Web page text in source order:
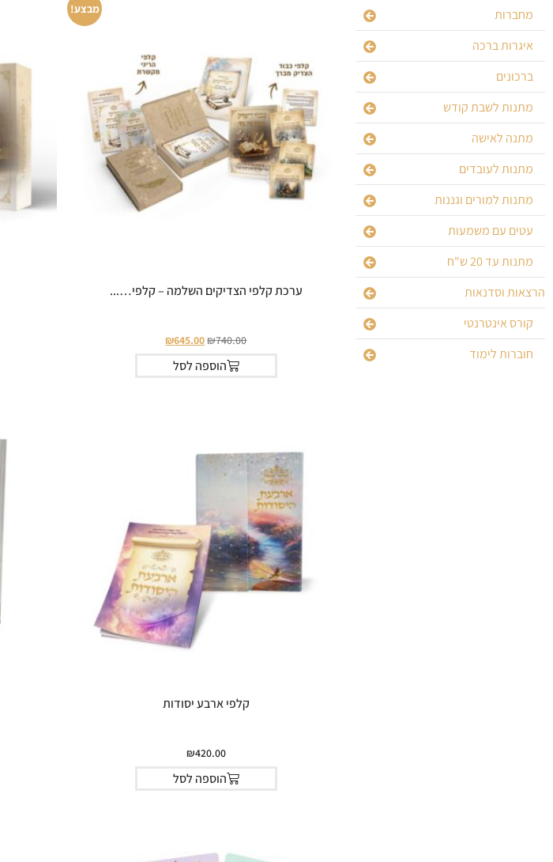
מחברות
איגרות ברכה
ברכונים
מתנות לשבת קודש
מתנה לאישה
מתנות לעובדים
מתנות למורים וגננות
עטים עם משמעות
מתנות עד 20 ש"ח
הרצאות וסדנאות
קורס אינטרנטי
חוברות לימוד
מבצע!
ערכת קלפי הצדיקים השלמה – קלפי…...
₪740.00
₪645.00
הוספה לסל
קלפי ארבע יסודות
₪420.00
הוספה לסל